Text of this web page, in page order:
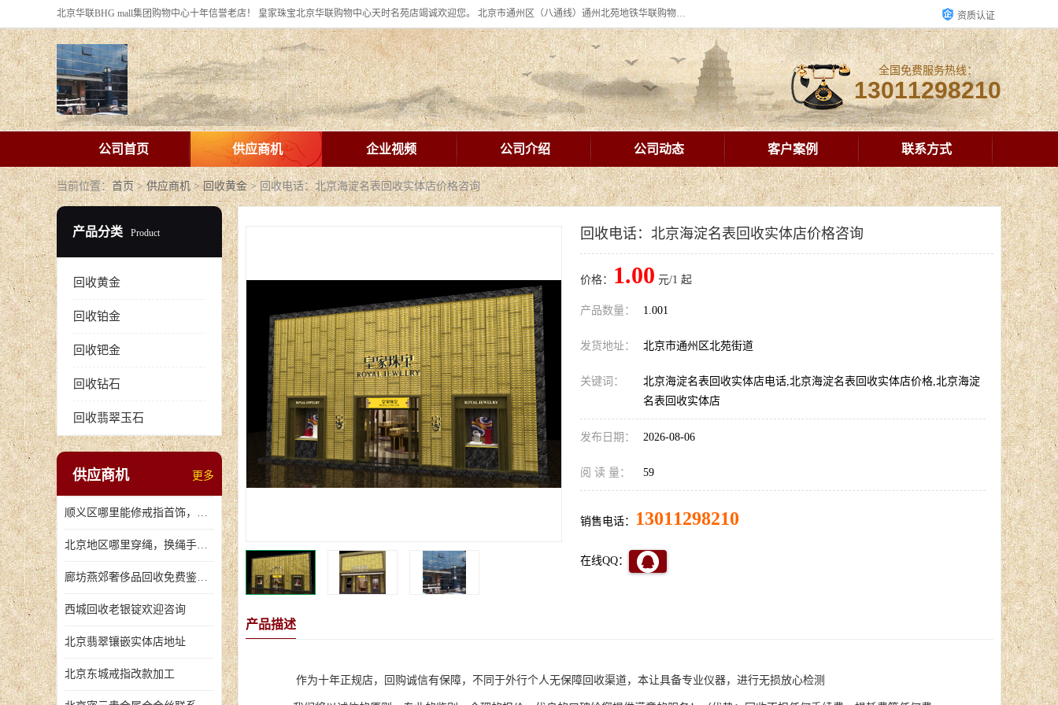
北京华联BHG mall集团购物中心十年信誉老店！ 皇家珠宝北京华联购物中心天时名苑店竭诚欢迎您。 北京市通州区（八通线）通州北苑地铁华联购物中心一层皇家珠宝 北京皇家珠宝通州黄金回收黄金首饰加工店（八通线: 通州北苑地铁华联店）：通州区通州北苑地铁华联购物中心一层皇家珠宝。 资质认证
全国免费服务热线：
13011298210
公司首页 供应商机 企业视频 公司介绍 公司动态 客户案例 联系方式
当前位置： 首页>供应商机 >回收黄金> 回收电话：北京海淀名表回收实体店价格咨询
产品分类 Product
回收黄金
回收铂金
回收钯金
回收钻石
回收翡翠玉石
供应商机 更多
顺义区哪里能修戒指首饰，爪断裂了
北京地区哪里穿绳，换绳手串的地方
廊坊燕郊奢侈品回收免费鉴定，无手续费回收价格
西城回收老银锭欢迎咨询
北京翡翠镶嵌实体店地址
北京东城戒指改款加工
回收电话：北京海淀名表回收实体店价格咨询
价格： 1.00 元/1 起
产品数量： 1.001
发货地址： 北京市通州区北苑街道
关键词：
北京海淀名表回收实体店电话,北京海淀名表回收实体店价格,北京海淀
名表回收实体店
发布日期： 2026-08-06
阅 读 量： 59
销售电话： 13011298210
在线QQ：
产品描述
作为十年正规店，回购诚信有保障，不同于外行个人无保障回收渠道，本让具备专业仪器，进行无损放心检测